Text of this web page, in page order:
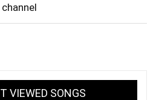
VIEWED SONGS